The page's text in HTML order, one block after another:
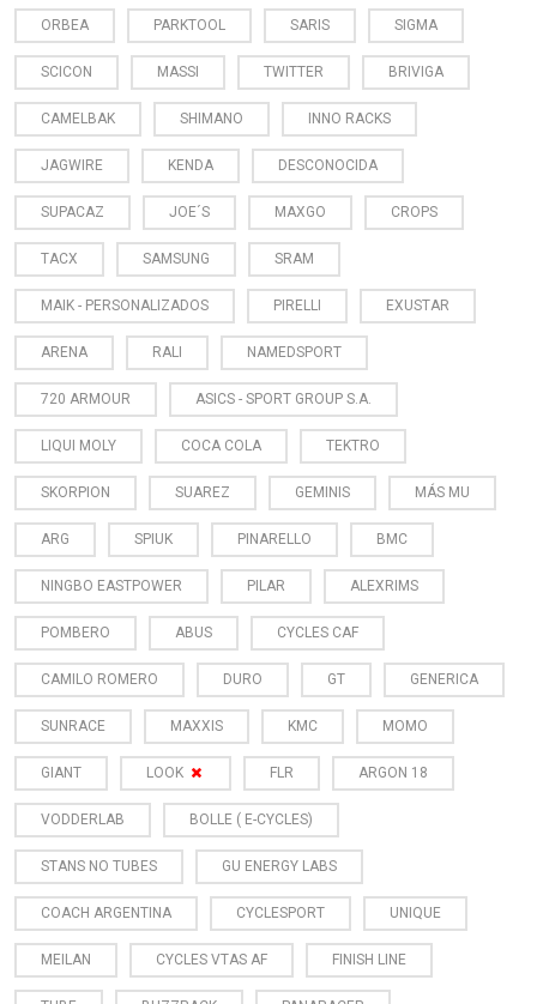
ORBEA PARKTOOL SARIS SIGMA
SCICON MASSI TWITTER BRIVIGA
CAMELBAK SHIMANO INNO RACKS
JAGWIRE KENDA DESCONOCIDA
SUPACAZ JOE´S MAXGO CROPS
TACX SAMSUNG SRAM
MAIK - PERSONALIZADOS PIRELLI EXUSTAR
ARENA RALI NAMEDSPORT
720 ARMOUR ASICS - SPORT GROUP S.A.
LIQUI MOLY COCA COLA TEKTRO
SKORPION SUAREZ GEMINIS MÁS MU
ARG SPIUK PINARELLO BMC
NINGBO EASTPOWER PILAR ALEXRIMS
POMBERO ABUS CYCLES CAF
CAMILO ROMERO DURO GT GENERICA
SUNRACE MAXXIS KMC MOMO
GIANT LOOK FLR ARGON 18
VODDERLAB BOLLE ( E-CYCLES)
STANS NO TUBES GU ENERGY LABS
COACH ARGENTINA CYCLESPORT UNIQUE
MEILAN CYCLES VTAS AF FINISH LINE